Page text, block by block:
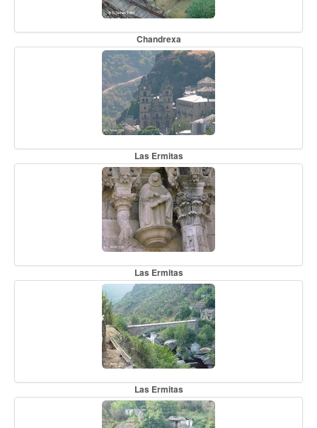
Chandrexa
Las Ermitas
Las Ermitas
Las Ermitas